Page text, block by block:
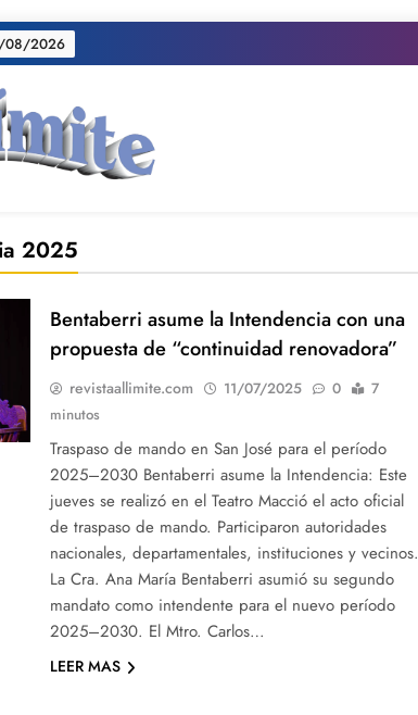
08/2026
2025
Bentaberri asume la Intendencia con una
propuesta de “continuidad renovadora”
revistaallimite.com 11/07/2025 0
7
minutos
Traspaso de mando en San José para el período
2025–2030 Bentaberri asume la Intendencia: Este
jueves se realizó en el Teatro Macció el acto oficial
de traspaso de mando. Participaron autoridades
nacionales, departamentales, instituciones y vecinos.
La Cra. Ana María Bentaberri asumió su segundo
mandato como intendente para el nuevo período
2025–2030. El Mtro. Carlos…
LEER MAS